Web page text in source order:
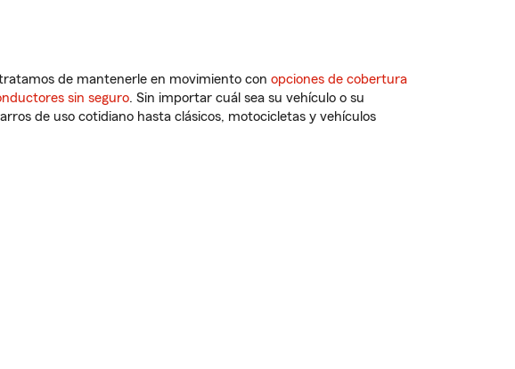
de mantenerle en movimiento con opciones de cobertura
sin seguro. Sin importar cuál sea su vehículo o su
de uso cotidiano hasta clásicos, motocicletas y vehículos